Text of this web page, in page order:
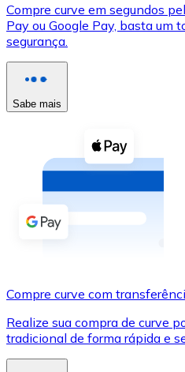
XRP
XRP
Ver tudo
Cupons cripto
Compre criptomoedas
Comprar com dinheiro
Transferência SEPA
Use cartões Visa e
Comprar com cartão
Compre curve em segundos
Pay ou Google Pay, basta um
segurança.
Sabe mais
Compre curve com
Realize sua compra de curve
tradicional de forma rápida e